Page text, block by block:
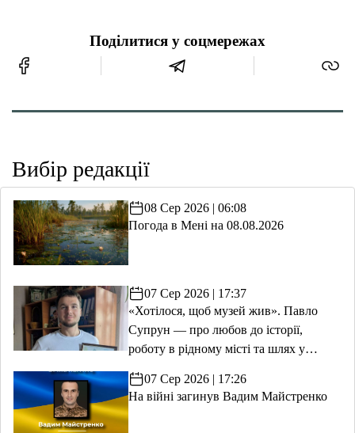
Поділитися у соцмережах
Вибір редакції
08 Сер 2026 | 06:08
Погода в Мені на 08.08.2026
07 Сер 2026 | 17:37
«Хотілося, щоб музей жив». Павло
Супрун — про любов до історії,
роботу в рідному місті та шлях у
07 Сер 2026 | 17:26
На війні загинув Вадим Майстренко